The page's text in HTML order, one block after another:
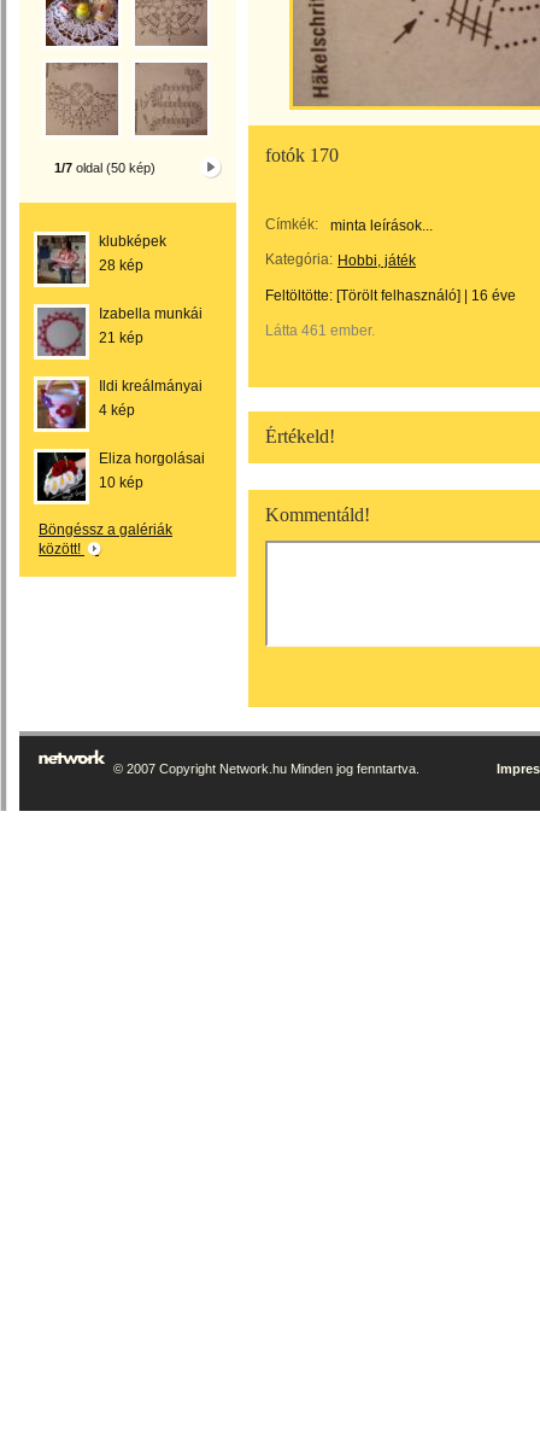
1/7 oldal (50 kép)
klubképek
28 kép
Izabella munkái
21 kép
Ildi kreálmányai
4 kép
Eliza horgolásai
10 kép
Böngéssz a galériák
között!
fotók 170
Címkék:
minta leírások...
Kategória: Hobbi, játék
Feltöltötte: [Törölt felhasználó] 16 éve
Látta 461 ember.
Értékeld!
Kommentáld!
© 2007 Copyright Network.hu Minden jog fenntartva.